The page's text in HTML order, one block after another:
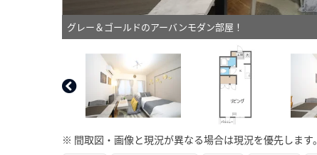
グレー＆ゴールドのアーバンモダン部屋！
※ 間取図・画像と現況が異なる場合は現況を優先します。